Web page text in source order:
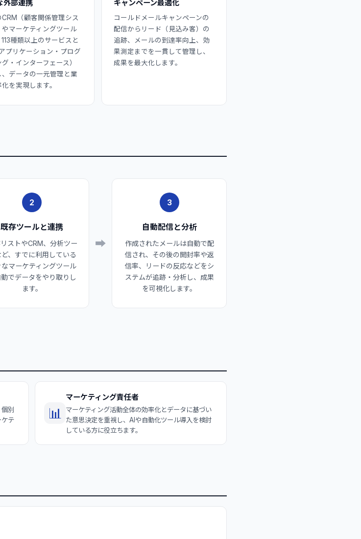
外部連携
CRM（顧客関係管理シス
やマーケティングツール
種類以上のサービスと
プリケーション・プログ
グ・インターフェース）
、データの一元管理と業
を実現します。
キャンペーン最適化
コールドメールキャンペーンの
配信からリード（見込み客）の
追跡、メールの到達率向上、効
果測定までを一貫して管理し、
成果を最大化します。
2
既存ツールと連携
ストやCRM、分析ツー
ど、すでに利用している
なマーケティングツール
動でデータをやり取りし
ます。
➡
3
自動配信と分析
作成されたメールは自動で配
信され、その後の開封率や返
信率、リードの反応などをシ
ステムが追跡・分析し、成果
を可視化します。
別
ケテ
📊
マーケティング責任者
マーケティング活動全体の効率化とデータに基づい
た意思決定を重視し、AIや自動化ツール導入を検討
している方に役立ちます。